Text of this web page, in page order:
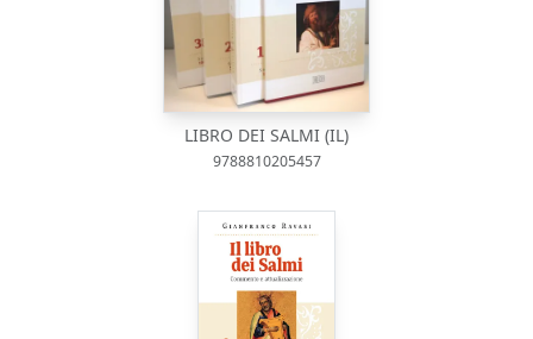
LIBRO DEI SALMI (IL)
9788810205457